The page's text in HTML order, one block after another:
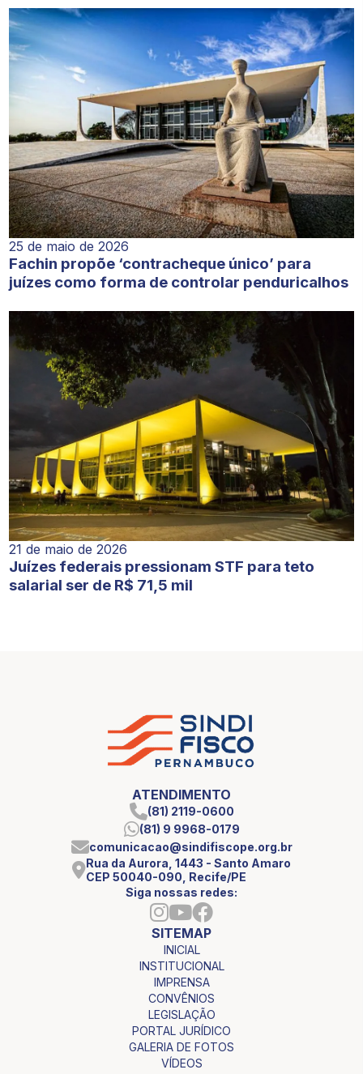
25 de maio de 2026
Fachin propõe ‘contracheque único’ para
juízes como forma de controlar penduricalhos
21 de maio de 2026
Juízes federais pressionam STF para teto
salarial ser de R$ 71,5 mil
ATENDIMENTO
(81) 2119-0600
(81) 9 9968-0179
comunicacao@sindifiscope.org.br
Rua da Aurora, 1443 - Santo Amaro
CEP 50040-090, Recife/PE
Siga nossas redes:
SITEMAP
INICIAL
INSTITUCIONAL
IMPRENSA
CONVÊNIOS
LEGISLAÇÃO
PORTAL JURÍDICO
GALERIA DE FOTOS
VÍDEOS